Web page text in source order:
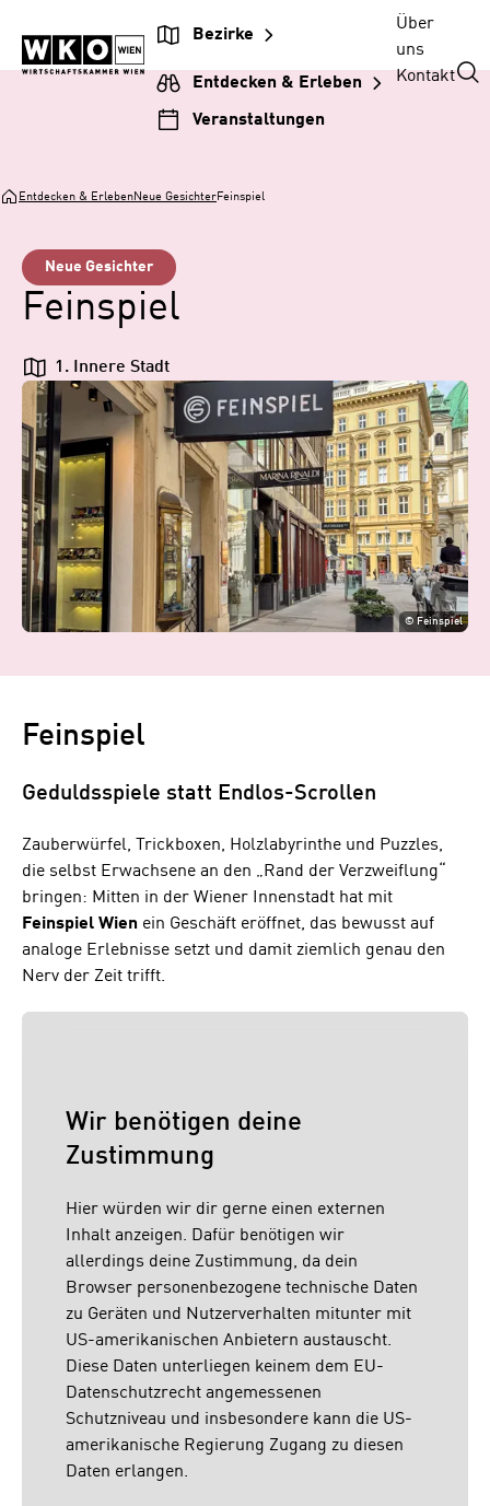
Inhalt
springen
Hauptnavigation
springen
Footer
springen
Bezirke
Entdecken & Erleben
Veranstaltungen
Über
uns
Kontakt
Entdecken & ErlebenNeue GesichterFeinspiel
Neue Gesichter
Feinspiel
1. Innere Stadt
©Feinspiel
Feinspiel
Geduldsspiele statt Endlos-Scrollen
Zauberwürfel, Trickboxen, Holzlabyrinthe und Puzzles,
die selbst Erwachsene an den „Rand der Verzweiflung“
bringen: Mitten in der Wiener Innenstadt hat mit
Feinspiel Wien ein Geschäft eröffnet, das bewusst auf
analoge Erlebnisse setzt und damit ziemlich genau den
Nerv der Zeit trifft.
Wir benötigen deine
Zustimmung
Hier würden wir dir gerne einen externen
Inhalt anzeigen. Dafür benötigen wir
allerdings deine Zustimmung, da dein
Browser personenbezogene technische Daten
zu Geräten und Nutzerverhalten mitunter mit
US-amerikanischen Anbietern austauscht.
Diese Daten unterliegen keinem dem EU-
Datenschutzrecht angemessenen
Schutzniveau und insbesondere kann die US-
amerikanische Regierung Zugang zu diesen
Daten erlangen.